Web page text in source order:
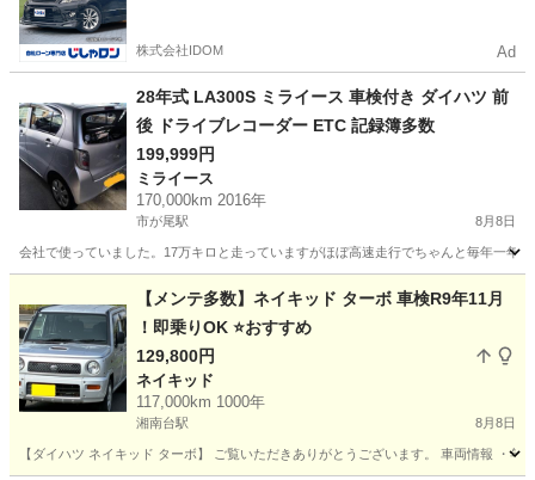
株式会社IDOM Ad
28年式 LA300S ミライース 車検付き ダイハツ 前
後 ドライブレコーダー ETC 記録簿多数
199,999円
ミライース
170,000km 2016年
市が尾駅 8月8日
会社で使っていました。17万キロと走っていますがほぼ高速走行でちゃんと毎年一年
市が尾駅 ミライース
【メンテ多数】ネイキッド ターボ 車検R9年11月
！即乗りOK ⭐おすすめ
129,800円
ネイキッド
117,000km 1000年
湘南台駅 8月8日
【ダイハツ ネイキッド ターボ】 ご覧いただきありがとうございます。 車両情報 ・